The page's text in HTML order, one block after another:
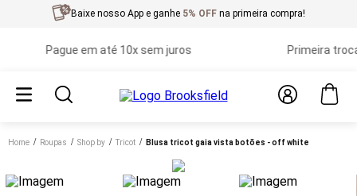
Baixe nosso App e ganhe 5% OFF na primeira compra!
Pague em até 10x sem juros Primeira troca
Home roupas shop by tricot blusa tricot gaia vista botões - off white